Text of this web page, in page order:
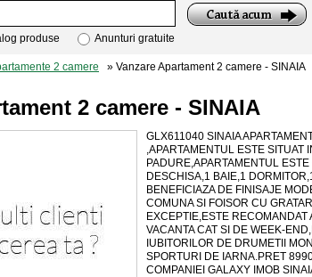
produse Anunturi gratuite
2 camere » Vanzare Apartament 2 camere - SINAIA
2 camere - SINAIA
GLX611040 SINAIA
,APARTAMENTUL ESTE SITUAT
PADURE,APARTAMENTUL
DESCHISA,1 BAIE,1
BENEFICIAZA DE FINISAJE
COMUNA SI FOISOR CU
EXCEPTIE,ESTE RECOMANDAT
VACANTA CAT SI DE WEEK-
IUBITORILOR DE DRUMETII
SPORTURI DE IARNA.PRET
COMPANIEI GALAXY IMOB